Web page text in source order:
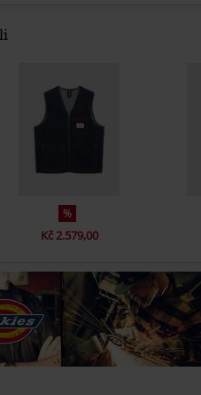
%
Kč 2.579,00